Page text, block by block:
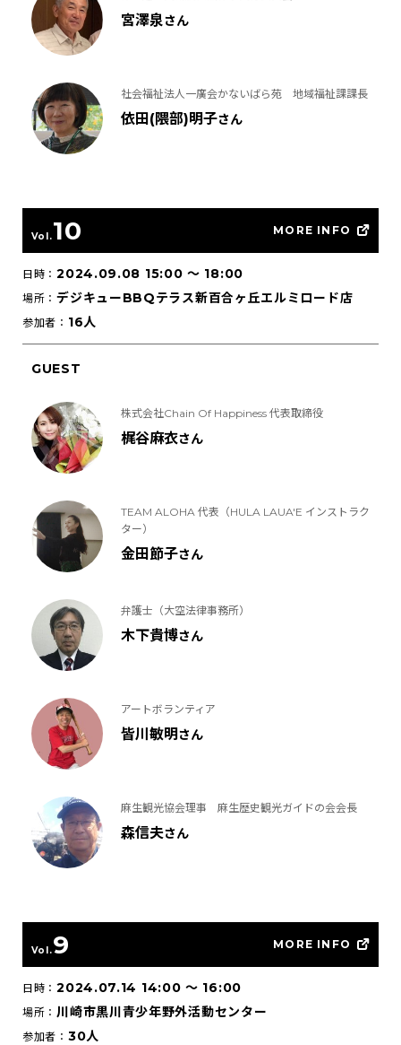
宮澤泉さん
社会福祉法人一廣会かないばら苑 地域福祉課課長
依田(隈部)明子さん
Vol.10 MORE INFO
日時：2024.09.08 15:00〜 18:00
場所：デジキューBBQテラス新百合ヶ丘エルミロード店
参加者： 16人
GUEST
株式会社Chain Of Happiness 代表取締役
梶谷麻衣さん
TEAM ALOHA 代表（HULA LAUA'E インストラク
ター）
金田節子さん
弁護士（大空法律事務所）
木下貴博さん
アートボランティア
皆川敏明さん
麻生観光協会理事 麻生歴史観光ガイドの会会長
森信夫さん
Vol.9 MORE INFO
日時：2024.07.14 14:00〜 16:00
場所：川崎市黒川青少年野外活動センター
参加者： 30人